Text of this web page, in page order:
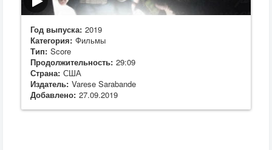
Год выпуска: 2019
Категория: Фильмы
Тип: Score
Продолжительность: 29:09
Страна: США
Издатель: Varese Sarabande
Добавлено: 27.09.2019